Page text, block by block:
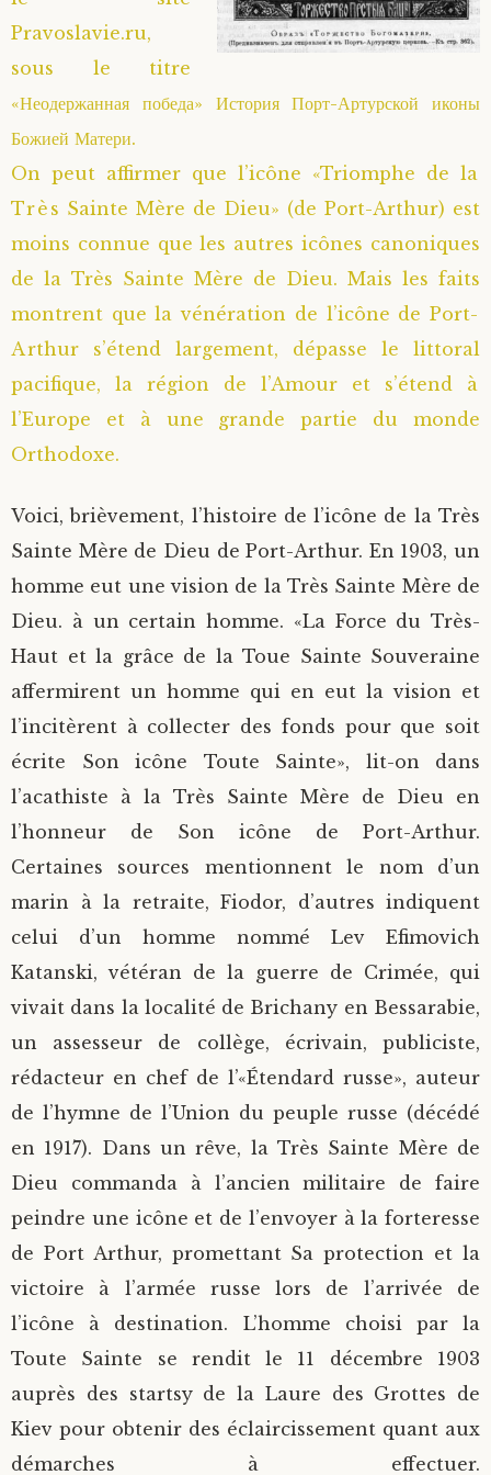
Saint Sophrony l’Athonite
Sainte Xenia
Sainte Matrone de Moscou
Staritsa Marie Makovkine
Natalia de Vyritsa
Staritsa Anastasia
Archimandrite Lazare (Abachidzé)
Geronda Arsenios le Spiléote
Gerondissa Makrina (Vassopoulou)
Archimandrite Nathanaël (Pospelov)
Père Héliodore
Pravoslavie.ru,
sous le titre
«Неодержанная победа» История Порт-Артурской иконы
Божией Матери.
On peut affirmer que l’icône «Triomphe de la
Très Sainte Mère de Dieu» (de Port-Arthur) est
moins connue que les autres icônes canoniques
de la Très Sainte Mère de Dieu. Mais les faits
montrent que la vénération de l’icône de Port-
Arthur s’étend largement, dépasse le littoral
pacifique, la région de l’Amour et s’étend à
l’Europe et à une grande partie du monde
Orthodoxe.
Voici, brièvement, l’histoire de l’icône de la Très
Sainte Mère de Dieu de Port-Arthur. En 1903, un
homme eut une vision de la Très Sainte Mère de
Dieu. à un certain homme. «La Force du Très-
Haut et la grâce de la Toue Sainte Souveraine
affermirent un homme qui en eut la vision et
l’incitèrent à collecter des fonds pour que soit
écrite Son icône Toute Sainte», lit-on dans
l’acathiste à la Très Sainte Mère de Dieu en
l’honneur de Son icône de Port-Arthur.
Certaines sources mentionnent le nom d’un
marin à la retraite, Fiodor, d’autres indiquent
celui d’un homme nommé Lev Efimovich
Katanski, vétéran de la guerre de Crimée, qui
vivait dans la localité de Brichany en Bessarabie,
un assesseur de collège, écrivain, publiciste,
rédacteur en chef de l’«Étendard russe», auteur
de l’hymne de l’Union du peuple russe (décédé
en 1917). Dans un rêve, la Très Sainte Mère de
Dieu commanda à l’ancien militaire de faire
peindre une icône et de l’envoyer à la forteresse
de Port Arthur, promettant Sa protection et la
victoire à l’armée russe lors de l’arrivée de
l’icône à destination. L’homme choisi par la
Toute Sainte se rendit le 11 décembre 1903
auprès des startsy de la Laure des Grottes de
Kiev pour obtenir des éclaircissement quant aux
démarches à effectuer.